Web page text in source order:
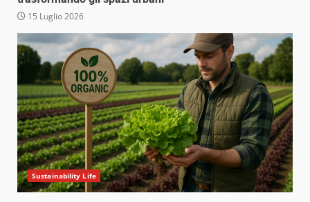
15 Luglio 2026
Sustainability Life